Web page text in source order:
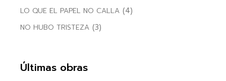
LO QUE EL PAPEL NO CALLA (4)
NO HUBO TRISTEZA (3)
Últimas obras